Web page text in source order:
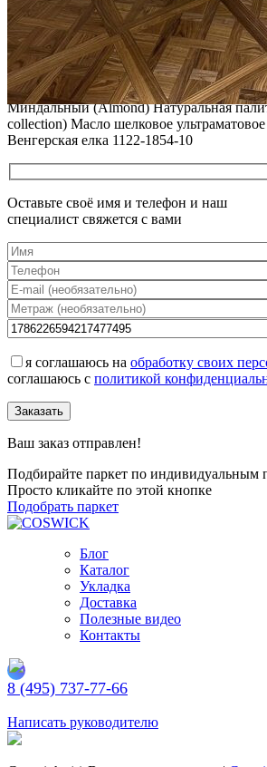
РЕСТАВРАЦИЯ НЕБОЛЬШИХ
ПОЛЫ, ПОКРЫТЫЕ МАСЛОМ И
Читать полностью
12.01.2026
Все новости о Coswick
Паркет елка COSWICK Английская елка
Миндальный (Almond) Натуральная
collection) Масло шелковое
Венгерская елка 1122-1854-10
Оставьте своё имя и телефон и наш
специалист свяжется с вами
я соглашаюсь на обработку своих
соглашаюсь с политикой
Заказать
Ваш заказ отправлен!
Подбирайте паркет по индивидуальным
Просто кликайте по этой кнопке
Подобрать паркет
Блог
Каталог
Укладка
Доставка
Полезные видео
Контакты
8 (495) 737-77-66
Написать руководителю